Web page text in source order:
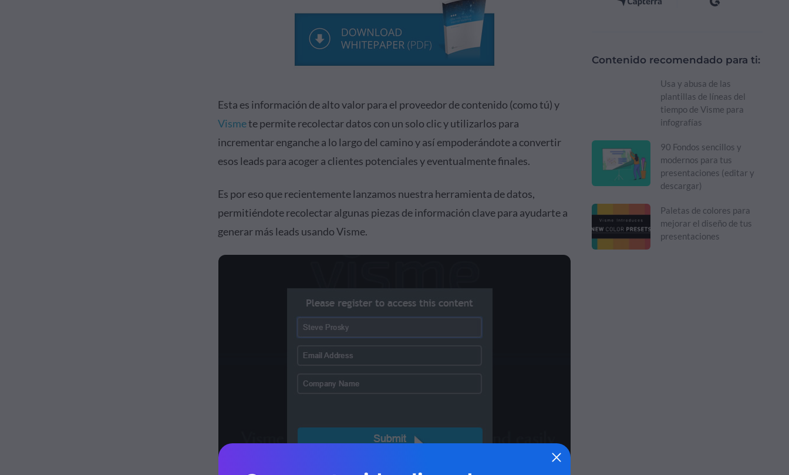
Esta es información de alto valor para el proveedor de contenido (como tú) y
Vismete permite recolectar datos con un solo clic y utilizarlos para
incrementar enganche a lo largo del camino y así empoderándote a convertir
esos leads para acoger a clientes potenciales y eventualmente finales.
Es por eso que recientemente lanzamos nuestra herramienta de datos,
permitiéndote recolectar algunas piezas de información clave para ayudarte a
generar más leads usando Visme.
Contenido recomendado para ti:
Usa y abusa de las
plantillas de líneas del
tiempo de Visme para
infografías
90 Fondos sencillos y
modernos para tus
presentaciones (editar y
descargar)
Paletas de colores para
mejorar el diseño de tus
presentaciones